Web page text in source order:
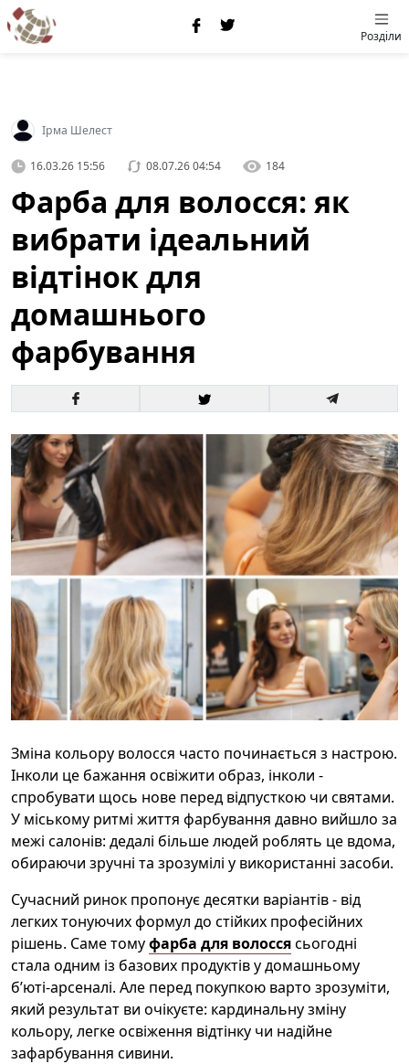
Розділи
Ірма Шелест
16.03.26 15:56 08.07.26 04:54 184
Фарба для волосся: як
вибрати ідеальний
відтінок для
домашнього
фарбування
Зміна кольору волосся часто починається з настрою.
Інколи це бажання освіжити образ, інколи -
спробувати щось нове перед відпусткою чи святами.
У міському ритмі життя фарбування давно вийшло за
межі салонів: дедалі більше людей роблять це вдома,
обираючи зручні та зрозумілі у використанні засоби.
Сучасний ринок пропонує десятки варіантів - від
легких тонуючих формул до стійких професійних
рішень. Саме томуфарба для волоссясьогодні
стала одним із базових продуктів у домашньому
б’юті-арсеналі. Але перед покупкою варто зрозуміти,
який результат ви очікуєте: кардинальну зміну
кольору, легке освіження відтінку чи надійне
зафарбування сивини.